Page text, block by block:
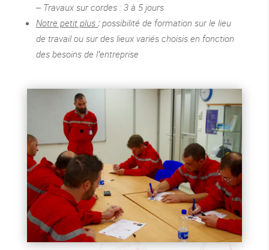
– Travaux sur cordes : 3 à 5 jours
Notre petit plus :possibilité de formation sur le lieu
de travail ou sur des lieux variés choisis en fonction
des besoins de l’entreprise